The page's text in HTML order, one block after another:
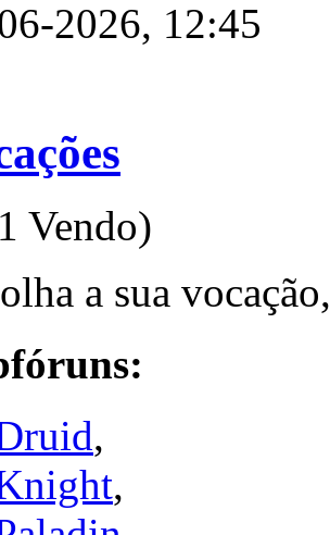
2026, 12:45
Vendo)
a sua
,
,